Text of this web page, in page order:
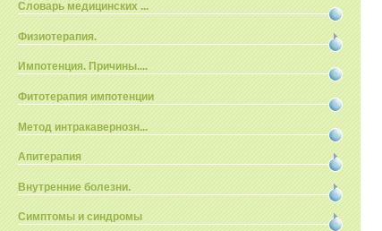
Словарь медицинских ...
Физиотерапия.
Импотенция. Причины....
Фитотерапия импотенции
Метод интракавернозн...
Апитерапия
Внутренние болезни.
Симптомы и синдромы